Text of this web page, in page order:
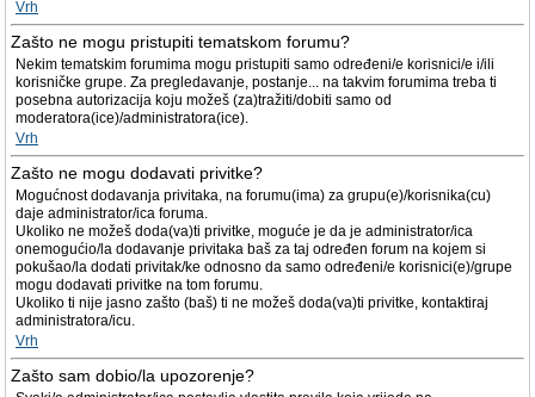
Vrh
Zašto ne mogu pristupiti tematskom forumu?
Nekim tematskim forumima mogu pristupiti samo određeni/e korisnici/e i/ili
korisničke grupe. Za pregledavanje, postanje... na takvim forumima treba ti
posebna autorizacija koju možeš (za)tražiti/dobiti samo od
moderatora(ice)/administratora(ice).
Vrh
Zašto ne mogu dodavati privitke?
Mogućnost dodavanja privitaka, na forumu(ima) za grupu(e)/korisnika(cu)
daje administrator/ica foruma.
Ukoliko ne možeš doda(va)ti privitke, moguće je da je administrator/ica
onemogućio/la dodavanje privitaka baš za taj određen forum na kojem si
pokušao/la dodati privitak/ke odnosno da samo određeni/e korisnici(e)/grupe
mogu dodavati privitke na tom forumu.
Ukoliko ti nije jasno zašto (baš) ti ne možeš doda(va)ti privitke, kontaktiraj
administratora/icu.
Vrh
Zašto sam dobio/la upozorenje?